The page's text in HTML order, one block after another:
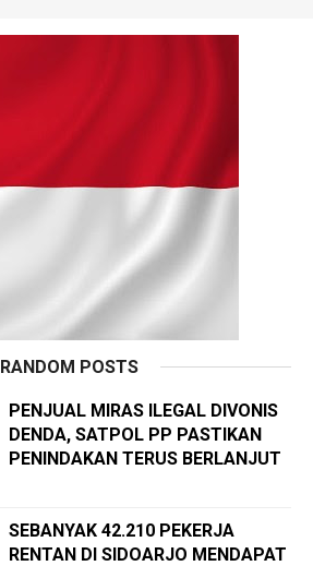
RANDOM POSTS
PENJUAL MIRAS ILEGAL DIVONIS
DENDA, SATPOL PP PASTIKAN
PENINDAKAN TERUS BERLANJUT
SEBANYAK 42.210 PEKERJA
RENTAN DI SIDOARJO MENDAPAT